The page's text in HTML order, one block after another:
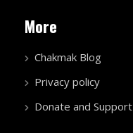
More
Chakmak Blog
Privacy policy
Donate and Support